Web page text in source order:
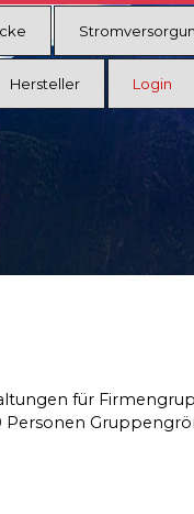
Hersteller Login
für
Personen